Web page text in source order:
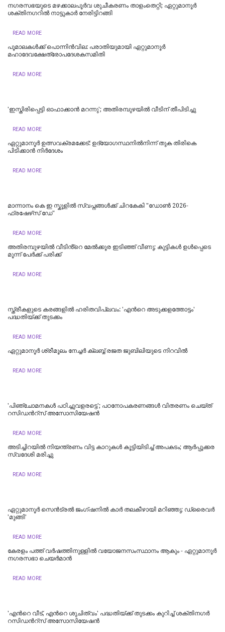
നഗരസഭയുടെ മഴക്കാലപൂർവ ശുചീകരണം താളംതെറ്റി; ഏറ്റുമാനൂർ
ശക്തിനഗറിൽ നാട്ടുകാർ നേരിട്ടിറങ്ങി
READ MORE
പൂമാലകള്‍ക്ക് പൊന്നിന്‍വില: പരാതിയുമായി ഏറ്റുമാനൂര്‍
മഹാദേവക്ഷേത്രോപദേശകസമിതി
READ MORE
'ഇസ്തിരിപ്പെട്ടി ഓഫാക്കാൻ മറന്നു'; അതിരമ്പുഴയിൽ വീടിന് തീപിടിച്ചു
READ MORE
ഏറ്റുമാനൂർ ഉത്സവക്രമക്കേട്: ഉദ്യോഗസ്ഥനിൽനിന്ന് തുക തിരികെ
പിടിക്കാൻ നിർദേശം
READ MORE
മാന്നാനം കെ ഇ സ്കൂളില്‍ സ്വപ്നങ്ങൾക്ക് ചിറകേകി "ഡോണ്‍ 2026-
ഫ്രഷേഴ്‌സ് ഡേ"
READ MORE
അതിരമ്പുഴയില്‍ വീടിൻ്റെ മേൽക്കൂര ഇടിഞ്ഞ് വീണു; കുട്ടികൾ ഉൾപ്പെടെ
മൂന്ന് പേർക്ക് പരിക്ക്
READ MORE
സ്ത്രീകളുടെ കരങ്ങളിൽ ഹരിതവിപ്ലവം: 'എന്‍റെ അടുക്കളത്തോട്ടം'
പദ്ധതിയ്ക്ക് തുടക്കം
READ MORE
ഏറ്റുമാനൂർ ശ്രീമൂലം നേച്ചർ ക്ലബ്ബ് രജത ജുബിലിയുടെ നിറവിൽ
READ MORE
'പിഞ്ചോമനകള്‍ പഠിച്ചുവളരട്ടെ'; പഠനോപകരണങ്ങള്‍ വിതരണം ചെയ്ത്
റസിഡന്‍റ്സ് അസോസിയേഷന്‍
READ MORE
അടിച്ചിറയിൽ നിയന്ത്രണം വിട്ട കാറുകൾ കൂട്ടിയിടിച്ച് അപകടം; ആർപ്പൂക്കര
സ്വദേശി മരിച്ചു
READ MORE
ഏറ്റുമാനൂര്‍ സെന്‍ട്രല്‍ ജംഗ്ഷനില്‍ കാര്‍ തലകീഴായി മറിഞ്ഞു; ഡ്രൈവര്‍
'മുങ്ങി'
READ MORE
കേരളം പത്ത് വർഷത്തിനുള്ളിൽ വയോജനസംസ്ഥാനം ആകും - ഏറ്റുമാനൂർ
നഗരസഭാ ചെയർമാൻ
READ MORE
'എന്‍റെ വീട്, എന്‍റെ ശുചിത്വം' പദ്ധതിയ്ക്ക് തുടക്കം കുറിച്ച് ശക്തിനഗര്‍
റസിഡന്‍റ്സ് അസോസിയേഷന്‍